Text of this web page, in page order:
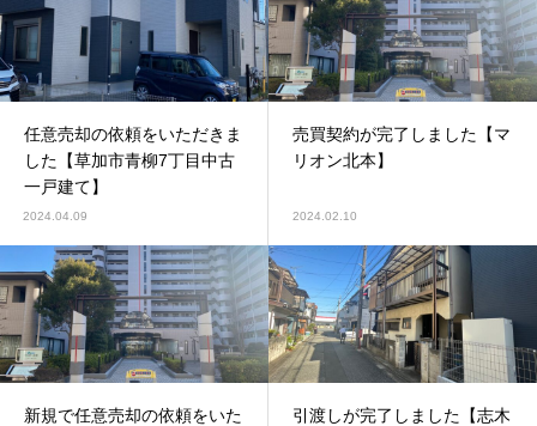
任意売却の依頼をいただきま
した【草加市青柳7丁目中古
一戸建て】
2024.04.09
売買契約が完了しました【マ
リオン北本】
2024.02.10
新規で任意売却の依頼をいた
引渡しが完了しました【志木